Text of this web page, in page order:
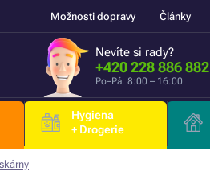
Možnosti dopravy Články
Nevíte si rady?
+420 228 886 882
Po–Pá: 8:00 – 16:00
Hygiena
+ Drogerie